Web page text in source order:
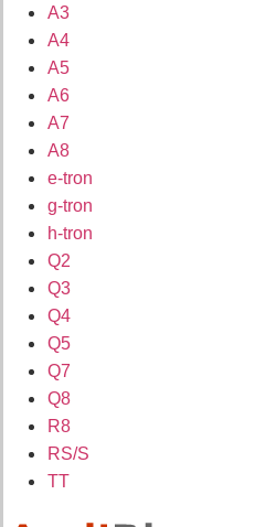
A3
A4
A5
A6
A7
A8
e-tron
g-tron
h-tron
Q2
Q3
Q4
Q5
Q7
Q8
R8
RS/S
TT